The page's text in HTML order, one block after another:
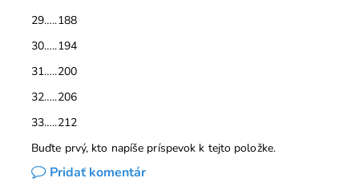
29…..188
30…..194
31…..200
32…..206
33…..212
Buďte prvý, kto napíše príspevok k tejto položke.
Pridať komentár